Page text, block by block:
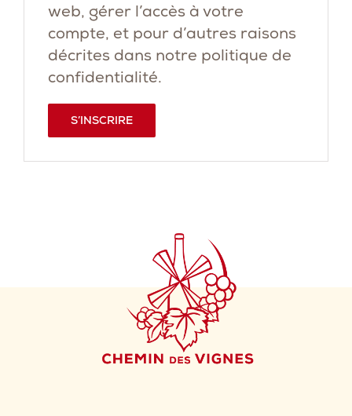
web, gérer l’accès à votre
compte, et pour d’autres raisons
décrites dans notre politique de
confidentialité.
S’INSCRIRE